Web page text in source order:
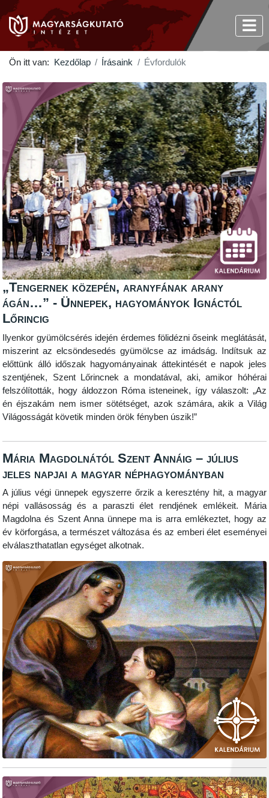
Ön itt van: Kezdőlap Írásaink Évfordulók
„Tengernek közepén, aranyfának arany
ágán…” - Ünnepek, hagyományok Ignáctól
Lőrincig
Ilyenkor gyümölcsérés idején érdemes fölidézni őseink meglátását,
miszerint az elcsöndesedés gyümölcse az imádság. Indítsuk az
előttünk álló időszak hagyományainak áttekintését e napok jeles
szentjének, Szent Lőrincnek a mondatával, aki, amikor hóhérai
felszólították, hogy áldozzon Róma isteneinek, így válaszolt: „Az
én éjszakám nem ismer sötétséget, azok számára, akik a Világ
Világosságát követik minden örök fényben úszik!”
Mária Magdolnától Szent Annáig – július
jeles napjai a magyar néphagyományban
A július végi ünnepek egyszerre őrzik a keresztény hit, a magyar
népi vallásosság és a paraszti élet rendjének emlékeit. Mária
Magdolna és Szent Anna ünnepe ma is arra emlékeztet, hogy az
év körforgása, a természet változása és az emberi élet eseményei
elválaszthatatlan egységet alkotnak.